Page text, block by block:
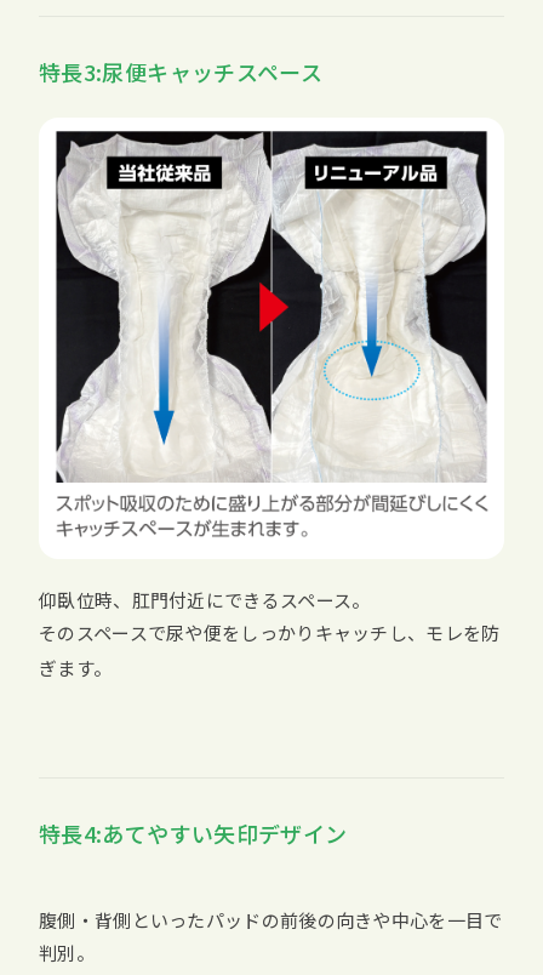
特長3:尿便キャッチスペース
仰臥位時、肛門付近にできるスペース。
そのスペースで尿や便をしっかりキャッチし、モレを防
ぎます。
特長4:あてやすい矢印デザイン
腹側・背側といったパッドの前後の向きや中心を一目で
判別。